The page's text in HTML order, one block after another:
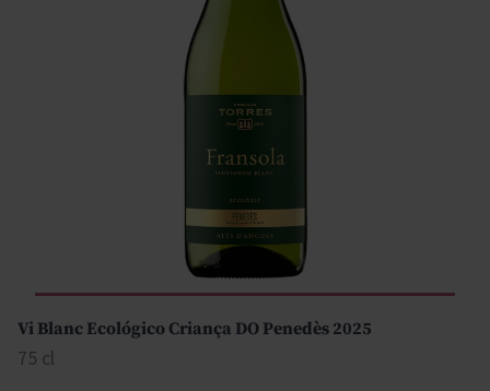
Vi Blanc Ecológico Criança DO Penedès 2025
75 cl